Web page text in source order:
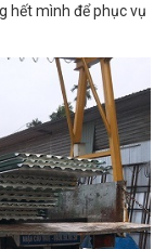
hết mình để phục vụ